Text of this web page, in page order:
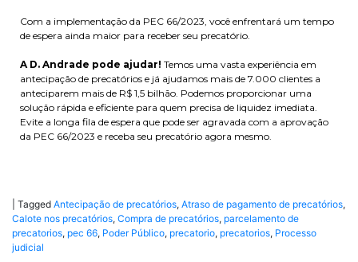
Com a implementação da PEC 66/2023, você enfrentará um tempo
de espera ainda maior para receber seu precatório.
A D. Andrade pode ajudar! Temos uma vasta experiência em
antecipação de precatórios e já ajudamos mais de 7.000 clientes a
anteciparem mais de R$ 1,5 bilhão. Podemos proporcionar uma
solução rápida e eficiente para quem precisa de liquidez imediata.
Evite a longa fila de espera que pode ser agravada com a aprovação
da PEC 66/2023 e receba seu precatório agora mesmo.
Tagged Antecipação de precatórios, Atraso de pagamento de precatórios,
Calote nos precatórios, Compra de precatórios, parcelamento de
precatorios, pec 66, Poder Público, precatorio, precatorios, Processo
judicial